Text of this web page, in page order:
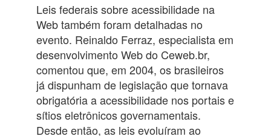
Leis federais sobre acessibilidade na
Web também foram detalhadas no
evento. Reinaldo Ferraz, especialista em
desenvolvimento Web do Ceweb.br,
comentou que, em 2004, os brasileiros
já dispunham de legislação que tornava
obrigatória a acessibilidade nos portais e
sítios eletrônicos governamentais.
Desde então, as leis evoluíram ao